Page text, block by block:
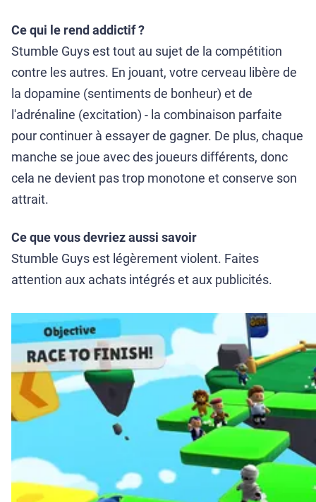
Ce qui le rend addictif ?
Stumble Guys est tout au sujet de la compétition
contre les autres. En jouant, votre cerveau libère de
la dopamine (sentiments de bonheur) et de
l'adrénaline (excitation) - la combinaison parfaite
pour continuer à essayer de gagner. De plus, chaque
manche se joue avec des joueurs différents, donc
cela ne devient pas trop monotone et conserve son
attrait.
Ce que vous devriez aussi savoir
Stumble Guys est légèrement violent. Faites
attention aux achats intégrés et aux publicités.